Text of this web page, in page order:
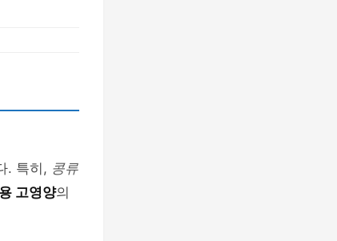
. 특히, 콩류
고영양의